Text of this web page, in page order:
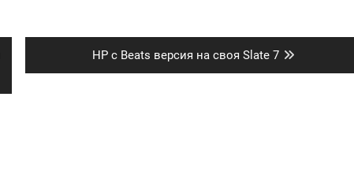
Next
post:
HP с Beats версия на своя Slate 7